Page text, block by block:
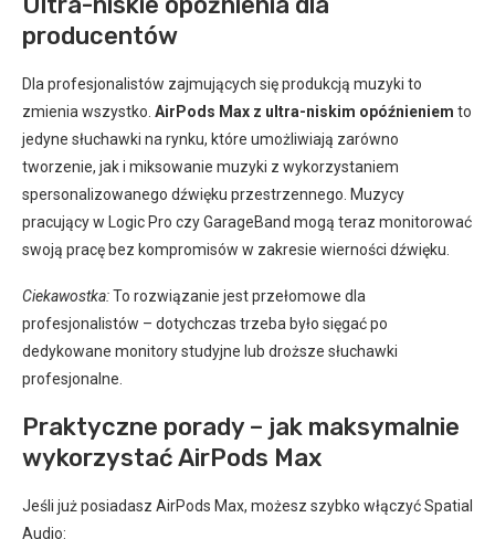
producentów
Dla profesjonalistów zajmujących się produkcją muzyki to
zmienia wszystko. AirPods Max z ultra-niskim opóźnieniem to
jedyne słuchawki na rynku, które umożliwiają zarówno
tworzenie, jak i miksowanie muzyki z wykorzystaniem
spersonalizowanego dźwięku przestrzennego. Muzycy
pracujący w Logic Pro czy GarageBand mogą teraz monitorować
swoją pracę bez kompromisów w zakresie wierności dźwięku.
Ciekawostka:To rozwiązanie jest przełomowe dla
profesjonalistów – dotychczas trzeba było sięgać po
dedykowane monitory studyjne lub droższe słuchawki
profesjonalne.
Praktyczne porady – jak maksymalnie
wykorzystać AirPods Max
Jeśli już posiadasz AirPods Max, możesz szybko włączyć Spatial
Audio: